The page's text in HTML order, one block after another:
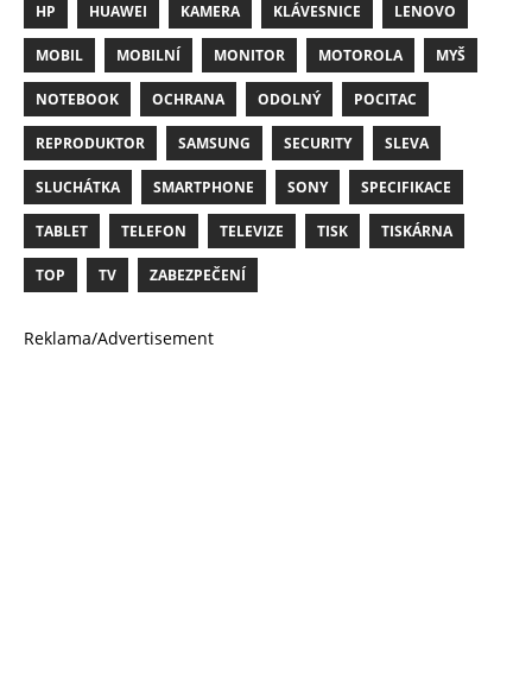
HP HUAWEI KAMERA KLÁVESNICE LENOVO
MOBIL MOBILNÍ MONITOR MOTOROLA MYŠ
NOTEBOOK OCHRANA ODOLNÝ POCITAC
REPRODUKTOR SAMSUNG SECURITY SLEVA
SLUCHÁTKA SMARTPHONE SONY SPECIFIKACE
TABLET TELEFON TELEVIZE TISK TISKÁRNA
TOP TV ZABEZPEČENÍ
Reklama/Advertisement